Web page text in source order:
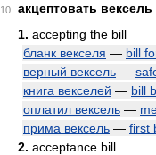
10
акцептовать вексель
1. accepting the bill
бланк векселя — bill
верный вексель —
книга векселей — bill
оплатил вексель —
прима вексель — first
2. acceptance bill